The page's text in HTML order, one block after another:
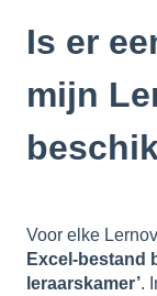
Is er
mijn
Voor elke
Excel-bestand
leraarskamer’.